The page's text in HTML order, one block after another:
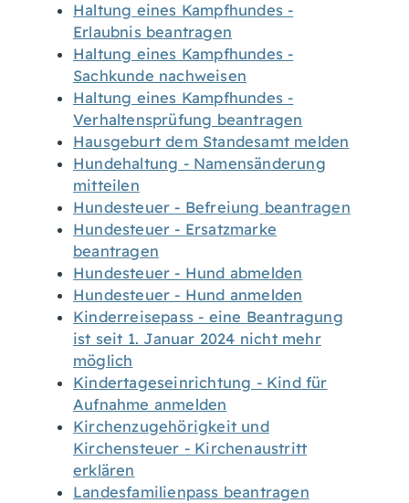
Haltung eines Kampfhundes -
Erlaubnis beantragen
Haltung eines Kampfhundes -
Sachkunde nachweisen
Haltung eines Kampfhundes -
Verhaltensprüfung beantragen
Hausgeburt dem Standesamt melden
Hundehaltung - Namensänderung
mitteilen
Hundesteuer - Befreiung beantragen
Hundesteuer - Ersatzmarke
beantragen
Hundesteuer - Hund abmelden
Hundesteuer - Hund anmelden
Kinderreisepass - eine Beantragung
ist seit 1. Januar 2024 nicht mehr
möglich
Kindertageseinrichtung - Kind für
Aufnahme anmelden
Kirchenzugehörigkeit und
Kirchensteuer - Kirchenaustritt
erklären
Landesfamilienpass beantragen